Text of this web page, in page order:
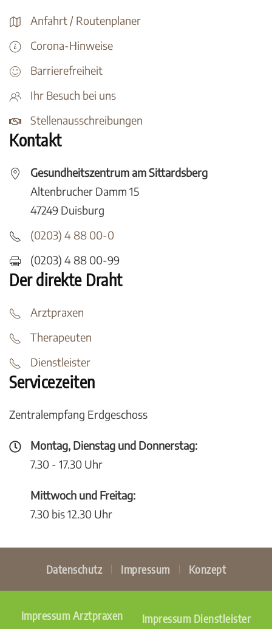
Anfahrt / Routenplaner
Corona-Hinweise
Barrierefreiheit
Ihr Besuch bei uns
Stellenausschreibungen
Kontakt
Gesundheitszentrum am Sittardsberg
Altenbrucher Damm 15
47249 Duisburg
(0203) 4 88 00-0
(0203) 4 88 00-99
Der direkte Draht
Arztpraxen
Therapeuten
Dienstleister
Servicezeiten
Zentralempfang Erdgeschoss
Montag, Dienstag und Donnerstag:
7.30 - 17.30 Uhr
Mittwoch und Freitag:
7.30 bis 12.30 Uhr
Datenschutz Impressum Konzept
Impressum Arztpraxen Impressum Dienstleister